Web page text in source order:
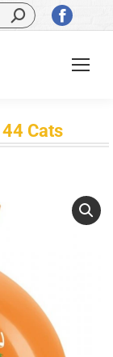
sa
otvorí
Cats